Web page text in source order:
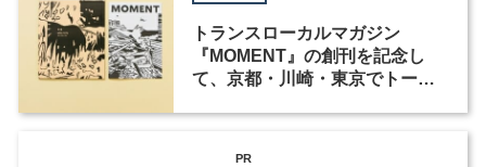
トランスローカルマガジン
『MOMENT』の創刊を記念し
て、京都・川崎・東京でトーク
PR